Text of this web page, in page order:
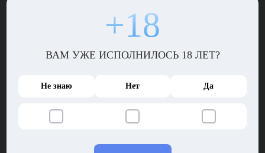
солдат, умевших обращаться с оружием. Собственно, именно в
тот день он поменял один глаз на черную повязку, да и вообще
Личные счеты
+18
ВАМ УЖЕ ИСПОЛНИЛОСЬ 18 ЛЕТ?
Не знаю Нет Да